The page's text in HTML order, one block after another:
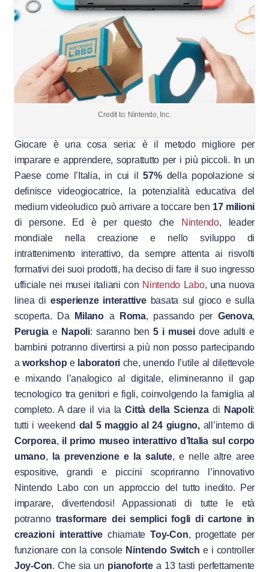
Credit to: Nintendo, Inc.
Giocare è una cosa seria: è il metodo migliore per
imparare e apprendere, soprattutto per i più piccoli. In un
Paese come l’Italia, in cui il57%della popolazione si
definisce videogiocatrice, la potenzialità educativa del
medium videoludico può arrivare a toccare ben 17 milioni
di persone. Ed è per questo che
Nintendo, leader
mondiale nella creazione e nello sviluppo di
intrattenimento interattivo, da sempre attenta ai risvolti
formativi dei suoi prodotti, ha deciso di fare il suo ingresso
ufficiale nei musei italiani con Nintendo Labo, una nuova
linea di esperienze interattivebasata sul gioco e sulla
scoperta. Da
Milanoa Roma, passando per Genova,
Perugia e Napoli: saranno ben5 i musei dove adulti e
bambini potranno divertirsi a più non posso partecipando
aworkshop e laboratori che, unendo l’utile al dilettevole
e mixando l’analogico al digitale, elimineranno il gap
tecnologico tra genitori e figli, coinvolgendo la famiglia al
completo. A dare il via laCittà della Scienzadi Napoli:
tutti i weekend dal 5 maggio al 24 giugno, all’interno di
Corporea, il primo museo interattivo d’Italia sul corpo
umano, la prevenzione e la salute, e nelle altre aree
espositive,
grandi e piccini scopriranno l’innovativo
Nintendo Labo con un approccio del tutto inedito. Per
imparare, divertendosi! Appassionati di tutte le età
potranno trasformare dei semplici fogli di cartone in
creazioni interattive chiamateToy-Con, progettate per
funzionare con la console Nintendo Switch e i controller
Joy-Con. Che sia un pianofortea 13 tasti perfettamente